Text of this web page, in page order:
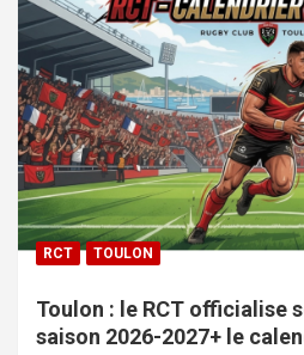
RCT TOULON
Toulon : le RCT officialise
saison 2026-2027+ le